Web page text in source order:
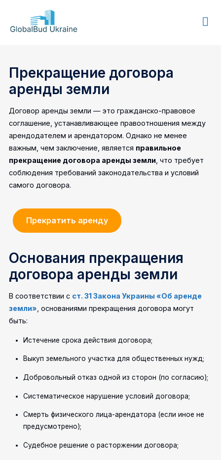
GLOBALBUD
Прекращение договора
аренды земли
Договор аренды земли — это гражданско-правовое
соглашение, устанавливающее правоотношения между
арендодателем и арендатором. Однако не менее
важным, чем заключение, является правильное
прекращение договора аренды земли , что требует
соблюдения требований законодательства и условий
самого договора.
Прекратить аренду
Основания прекращения
договора аренды земли
В соответствии с ст. 31 Закона Украины «Об аренде
земли» , основаниями прекращения договора могут
быть:
Истечение срока действия договора;
Выкуп земельного участка для общественных нужд;
Добровольный отказ одной из сторон (по согласию);
Систематическое нарушение условий договора;
Смерть физического лица-арендатора (если иное не
предусмотрено);
Судебное решение о расторжении договора;